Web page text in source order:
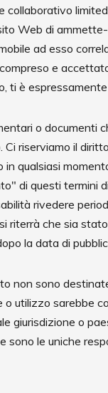
Web di
ad esso
e
ti è
o documenti
riserviamo il
qualsiasi
di questi termini
rivedere
riterrà che sia
la data di
non sono
o utilizzo sarebbe
giurisdizione o
sono le uniche